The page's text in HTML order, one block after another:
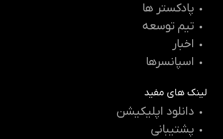
پادکستر ها
تیم توسعه
اخبار
اسپانسرها
لینک های مفید
دانلود اپلیکیشن
پشتیبانی